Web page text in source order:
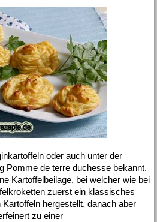
oder auch unter der
Pomme de terre duchesse bekannt,
Kartoffelbeilage, bei welcher wie bei
zuerst ein klassisches
hergestellt, danach aber
zu einer